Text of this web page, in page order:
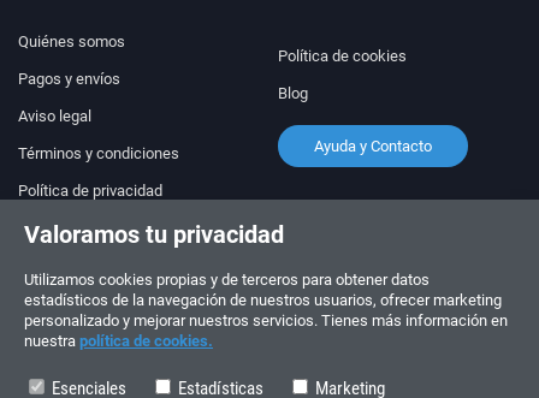
Quiénes somos
Pagos y envíos
Aviso legal
Términos y condiciones
Política de privacidad
Política de cookies
Blog
Ayuda y Contacto
PEDIDOS Y CONSULTAS
+34 910 600 459
+34 622 219 640
HORARIO DE VERANO
¡Síguenos!
Valoramos tu privacidad
Utilizamos cookies propias y de terceros para obtener datos
estadísticos de la navegación de nuestros usuarios, ofrecer marketing
personalizado y mejorar nuestros servicios. Tienes más información en
nuestra política de cookies.
Esenciales Estadísticas Marketing